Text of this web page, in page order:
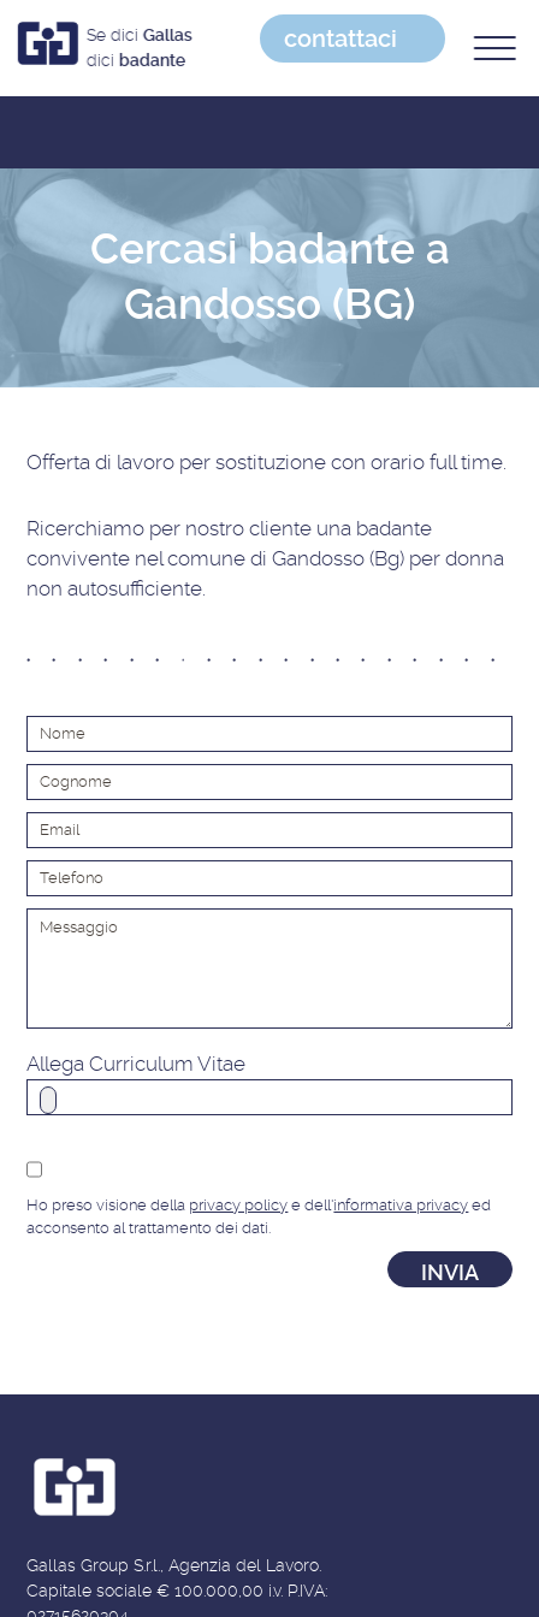
Se dici Gallas
dici badante
contattaci
Cercasi badante a
Gandosso (BG)
Offerta di lavoro per sostituzione con orario full time
Ricerchiamo per nostro cliente una badante
convivente nel comune di Gandosso (Bg) per donna
non autosufficiente.
Allega Curriculum Vitae
Ho preso visione della privacy policy e dell'informativa privacy ed
acconsento al trattamento dei dati.
Gallas Group S.r.l., Agenzia del Lavoro.
Capitale sociale € 100.000,00 i.v. P.IVA: